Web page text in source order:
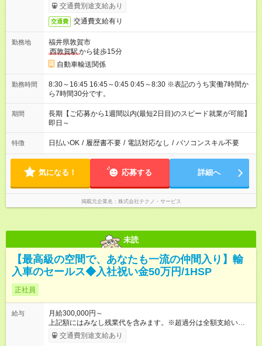
交通費別途支給あり
交通費 交通費支給有り
勤務地
福井県敦賀市
西敦賀駅から徒歩15分
自動車輸送関係
勤務時間
8:30～16:45 16:45～0:45 0:45～8:30 ※表記のうち実働7時間か
ら7時間30分です。
期間
長期【ご応募から1週間以内(最短2日目)のスピード就業が可能】
即日～
特徴 日払いOK / 履歴書不要 / 電話対応なし / パソコンスキル不要
気になる！ 応募する 詳細へ
掲載元企業名 株式会社テクノ・サービス
未読
【最高級の空間で、あなたも一流の仲間入り】輸
入車のセールス◆入社祝い金50万円/1HSP
正社員
給与
月給300,000円～
上記額にはみなし残業代を含みます。※超過分は全額支給いたし
ます。 みなし残業代 40,817円 以上／月 みなし残業時間 20時間
／月 月給＋インセンティブ＋賞与 ※前職給与・経験を考慮し、
交通費別途支給あり